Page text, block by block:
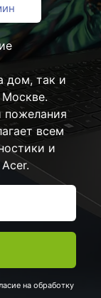
дом, так и
Москве.
пожелания
всем
и
на обработку